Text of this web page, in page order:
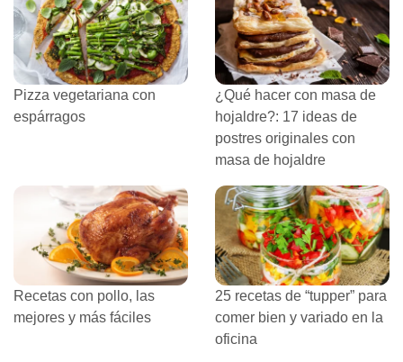
Pizza vegetariana con
espárragos
¿Qué hacer con masa de
hojaldre?: 17 ideas de
postres originales con
masa de hojaldre
Recetas con pollo, las
mejores y más fáciles
25 recetas de “tupper” para
comer bien y variado en la
oficina